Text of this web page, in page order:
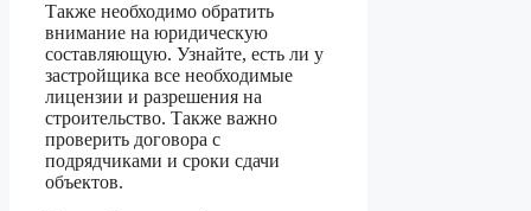
Также необходимо обратить
внимание на юридическую
составляющую. Узнайте, есть ли у
застройщика все необходимые
лицензии и разрешения на
строительство. Также важно
проверить договора с
подрядчиками и сроки сдачи
объектов.